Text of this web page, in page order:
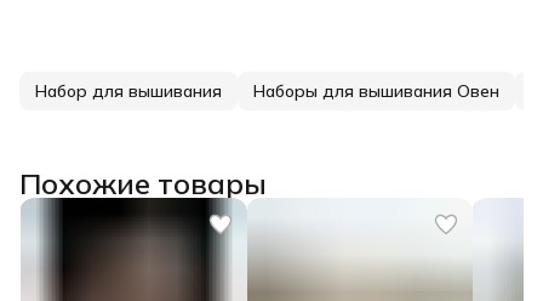
Набор для вышивания Наборы для вышивания Овен
Похожие товары